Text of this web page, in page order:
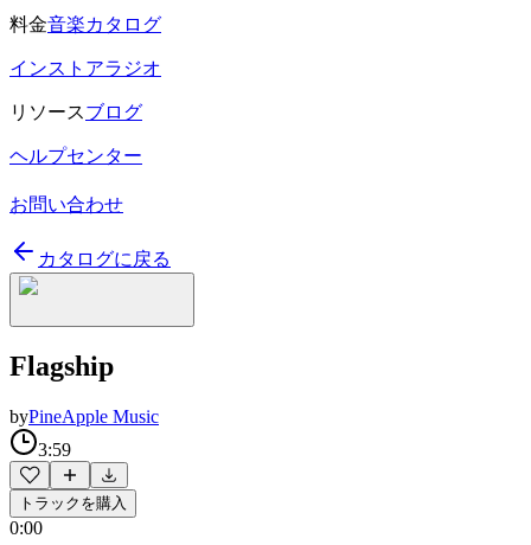
料金音楽カタログ
インストアラジオ
リソースブログ
ヘルプセンター
お問い合わせ
カタログに戻る
Flagship
byPineApple Music
3:59
トラックを購入
0:00